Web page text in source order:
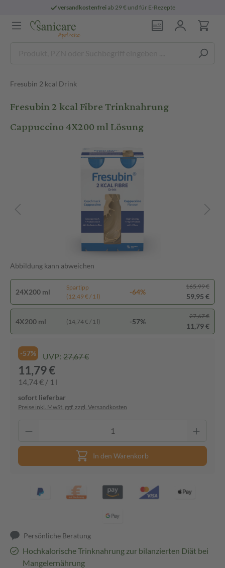
versandkostenfreiab 29 € und für E-Rezepte
Fresubin 2 kcal Drink
Fresubin 2 kcal Fibre Trinknahrung
Cappuccino 4X200 ml Lösung
Abbildung kann abweichen
24X200 ml
Spartipp
(12,49 € / 1 l)
-64%
165,99 €
59,95 €
4X200 ml (14,74 € / 1 l) -57%
27,67 €
11,79 €
-57% UVP: 27,67 €
11,79 €
14,74 € / 1 l
sofort lieferbar
Preise inkl. MwSt. ggf. zzgl. Versandkosten
In den Warenkorb
Persönliche Beratung
Hochkalorische Trinknahrung zur bilanzierten Diät bei
Mangelernährung